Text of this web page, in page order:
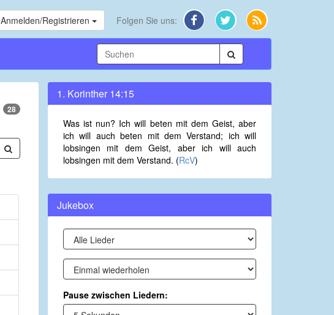
Anmelden/Registrieren Folgen Sie uns:
28
1. Korinther 14:15
Was ist nun? Ich will beten mit dem Geist, aber
ich will auch beten mit dem Verstand; ich will
lobsingen mit dem Geist, aber ich will auch
lobsingen mit dem Verstand. (RcV)
Jukebox
Pause zwischen Liedern: